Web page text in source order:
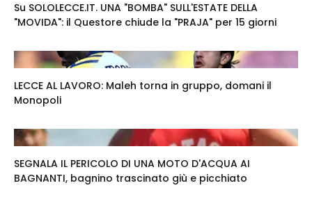
Su SOLOLECCE.IT. UNA "BOMBA" SULL'ESTATE DELLA
"MOVIDA": il Questore chiude la "PRAJA" per 15 giorni
LECCE AL LAVORO: Maleh torna in gruppo, domani il
Monopoli
SEGNALA IL PERICOLO DI UNA MOTO D'ACQUA AI
BAGNANTI, bagnino trascinato giù e picchiato